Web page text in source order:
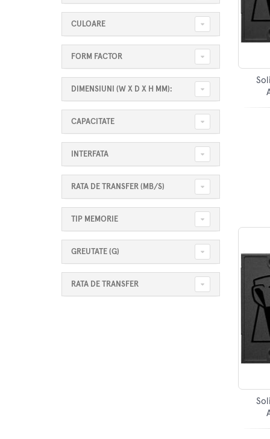
CULOARE
FORM FACTOR
DIMENSIUNI (W X D X H MM):
CAPACITATE
INTERFATA
RATA DE TRANSFER (MB/S)
TIP MEMORIE
GREUTATE (G)
RATA DE TRANSFER